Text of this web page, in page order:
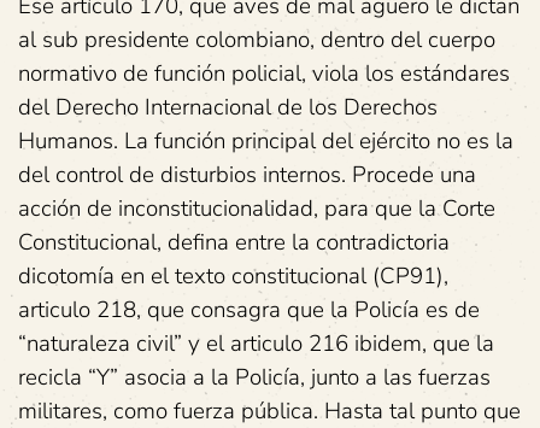
al sub presidente colombiano, dentro del cuerpo
normativo de función policial, viola los estándares
del Derecho Internacional de los Derechos
Humanos. La función principal del ejército no es la
del control de disturbios internos. Procede una
acción de inconstitucionalidad, para que la Corte
Constitucional, defina entre la contradictoria
dicotomía en el texto constitucional (CP91),
articulo 218, que consagra que la Policía es de
“naturaleza civil” y el articulo 216 ibidem, que la
recicla “Y” asocia a la Policía, junto a las fuerzas
militares, como fuerza pública. Hasta tal punto que